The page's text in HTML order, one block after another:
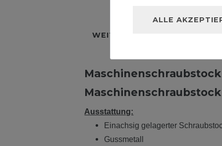
WEITERE DETAILS
Ausstattung:
Einachsig gelagerter
Gussmetall
ALLE